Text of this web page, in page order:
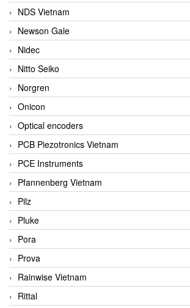
NDS Vietnam
Newson Gale
Nidec
Nitto Seiko
Norgren
Onicon
Optical encoders
PCB Piezotronics Vietnam
PCE Instruments
Pfannenberg Vietnam
Pilz
Pluke
Pora
Prova
Rainwise Vietnam
Rittal